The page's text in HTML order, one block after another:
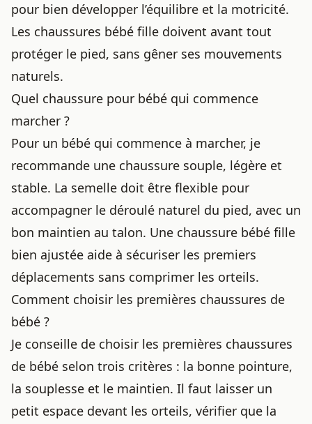
pour bien développer l’équilibre et la motricité.
Les chaussures bébé fille doivent avant tout
protéger le pied, sans gêner ses mouvements
naturels.
Quel chaussure pour bébé qui commence
marcher ?
Pour un bébé qui commence à marcher, je
recommande une chaussure souple, légère et
stable. La semelle doit être flexible pour
accompagner le déroulé naturel du pied, avec un
bon maintien au talon. Une chaussure bébé fille
bien ajustée aide à sécuriser les premiers
déplacements sans comprimer les orteils.
Comment choisir les premières chaussures de
bébé ?
Je conseille de choisir les premières chaussures
de bébé selon trois critères : la bonne pointure,
la souplesse et le maintien. Il faut laisser un
petit espace devant les orteils, vérifier que la